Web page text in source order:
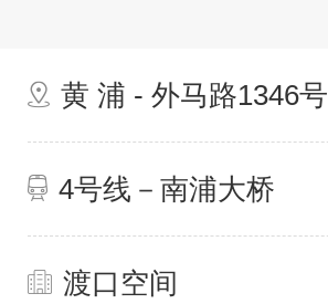
黄 浦 - 外马路1346号
4号线－南浦大桥
渡口空间